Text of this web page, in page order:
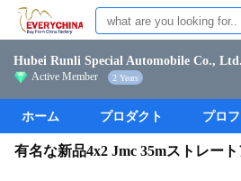
Hubei Runli Special Automobile Co., Ltd.
Active Member 2 Years
ホーム プロダクト プロ
有名な新品4x2 Jmc 35mストレー